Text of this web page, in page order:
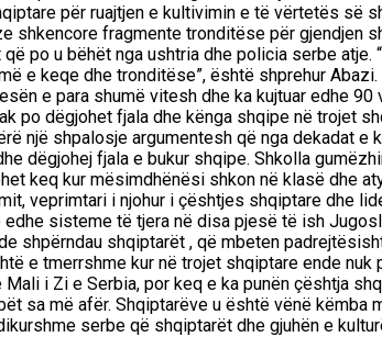
për ruajtjen e kultivimin e të vërtetës së
shkencore fragmente tronditëse për gjendjen
po u bëhët nga ushtria dhe policia serbe
e keqe dhe tronditëse”, është shprehur Abazi.
e para shumë vitesh dhe ka kujtuar edhe
po dëgjohet fjala dhe kënga shqipe në trojet
një shpalosje argumentesh që nga dekadat e
dëgjohej fjala e bukur shqipe. Shkolla
keq kur mësimdhënësi shkon në klasë dhe
veprimtari i njohur i çështjes shqiptare dhe
sisteme të tjera në disa pjesë të ish
shpërndau shqiptarët , që mbeten
e tmerrshme kur në trojet shqiptare ende
i Zi e Serbia, por keq e ka punën çështja
sa më afër. Shqiptarëve u është vënë
serbe që shqiptarët dhe gjuhën e